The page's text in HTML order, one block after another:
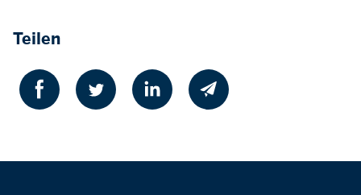
Teilen